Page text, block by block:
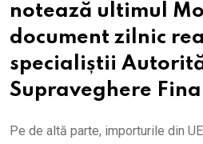
notează ultimul
document zilnic
specialiștii
Supraveghere
Pe de altă parte, importurile din